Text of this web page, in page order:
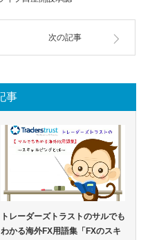
次の記事
事
トレーダーズトラストのサルでも
わかる海外FX用語集「FXのスキ